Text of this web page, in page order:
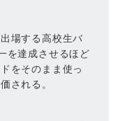
場する高校生バ
を達成させるほど
をそのまま使っ
される。